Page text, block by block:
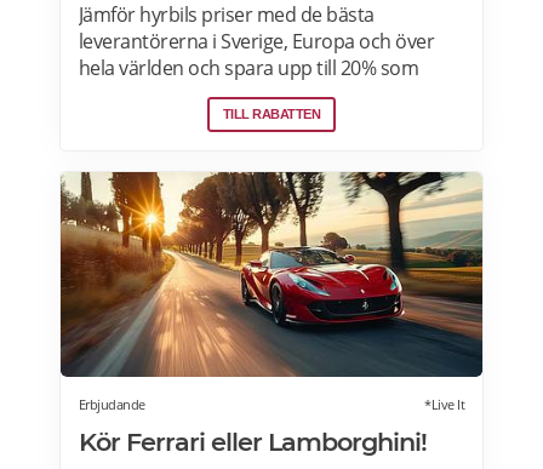
Jämför hyrbils priser med de bästa
leverantörerna i Sverige, Europa och över
hela världen och spara upp till 20% som
medlem! Upptäck speciella priser på Auto
TILL RABATTEN
Erbjudande *Live It
Kör Ferrari eller Lamborghini!